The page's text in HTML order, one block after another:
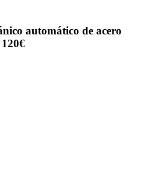
automático de acero